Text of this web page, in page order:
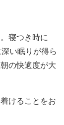
寝つき時に
い眠りが得ら
の快適度が大
けることをお